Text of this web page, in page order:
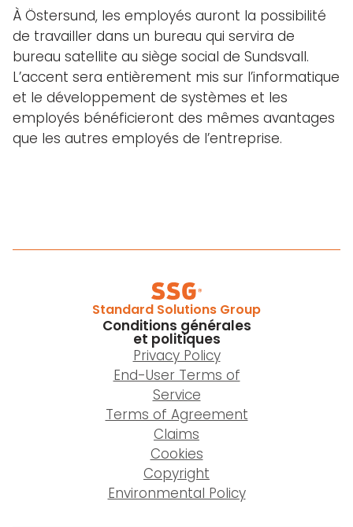
À Östersund, les employés auront la possibilité
de travailler dans un bureau qui servira de
bureau satellite au siège social de Sundsvall.
L’accent sera entièrement mis sur l’informatique
et le développement de systèmes et les
employés bénéficieront des mêmes avantages
que les autres employés de l’entreprise.
Standard Solutions Group
Conditions générales
et politiques
Privacy Policy
End-User Terms of
Service
Terms of Agreement
Claims
Cookies
Copyright
Environmental Policy